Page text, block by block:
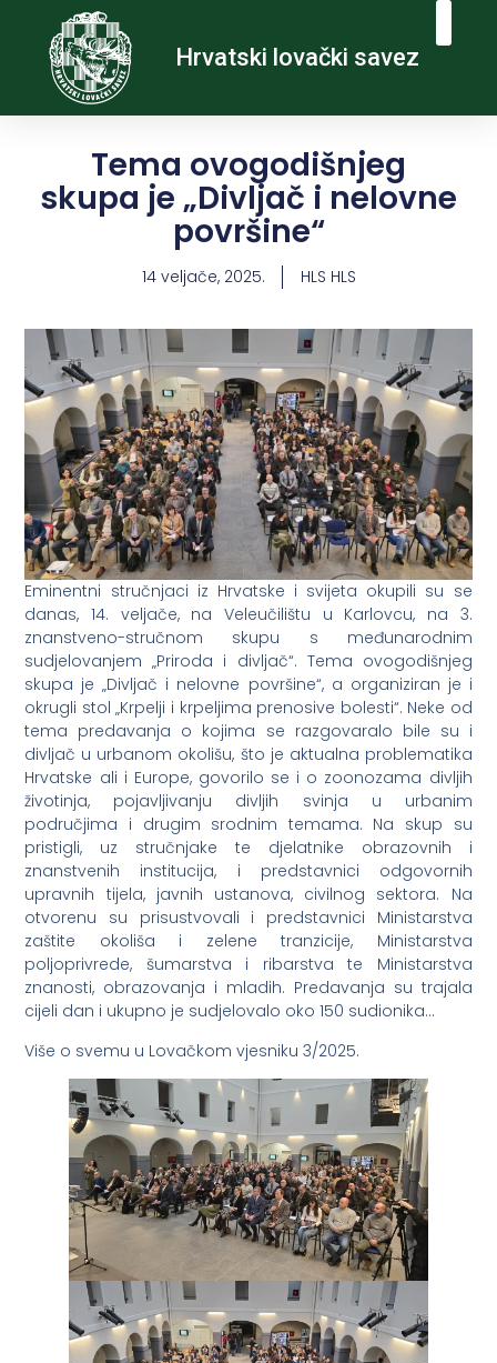
Hrvatski lovački savez
Tema ovogodišnjeg
skupa je „Divljač i nelovne
površine“
14 veljače, 2025. HLS HLS
Eminentni stručnjaci iz Hrvatske i svijeta okupili su se
danas, 14. veljače, na Veleučilištu u Karlovcu, na 3.
znanstveno-stručnom skupu s međunarodnim
sudjelovanjem „Priroda i divljač“. Tema ovogodišnjeg
skupa je „Divljač i nelovne površine“, a organiziran je i
okrugli stol „Krpelji i krpeljima prenosive bolesti“. Neke od
tema predavanja o kojima se razgovaralo bile su i
divljač u urbanom okolišu, što je aktualna problematika
Hrvatske ali i Europe, govorilo se i o zoonozama divljih
životinja, pojavljivanju divljih svinja u urbanim
područjima i drugim srodnim temama. Na skup su
pristigli, uz stručnjake te djelatnike obrazovnih i
znanstvenih institucija, i predstavnici odgovornih
upravnih tijela, javnih ustanova, civilnog sektora. Na
otvorenu su prisustvovali i predstavnici Ministarstva
zaštite okoliša i zelene tranzicije, Ministarstva
poljoprivrede, šumarstva i ribarstva te Ministarstva
znanosti, obrazovanja i mladih. Predavanja su trajala
cijeli dan i ukupno je sudjelovalo oko 150 sudionika…
Više o svemu u Lovačkom vjesniku 3/2025.